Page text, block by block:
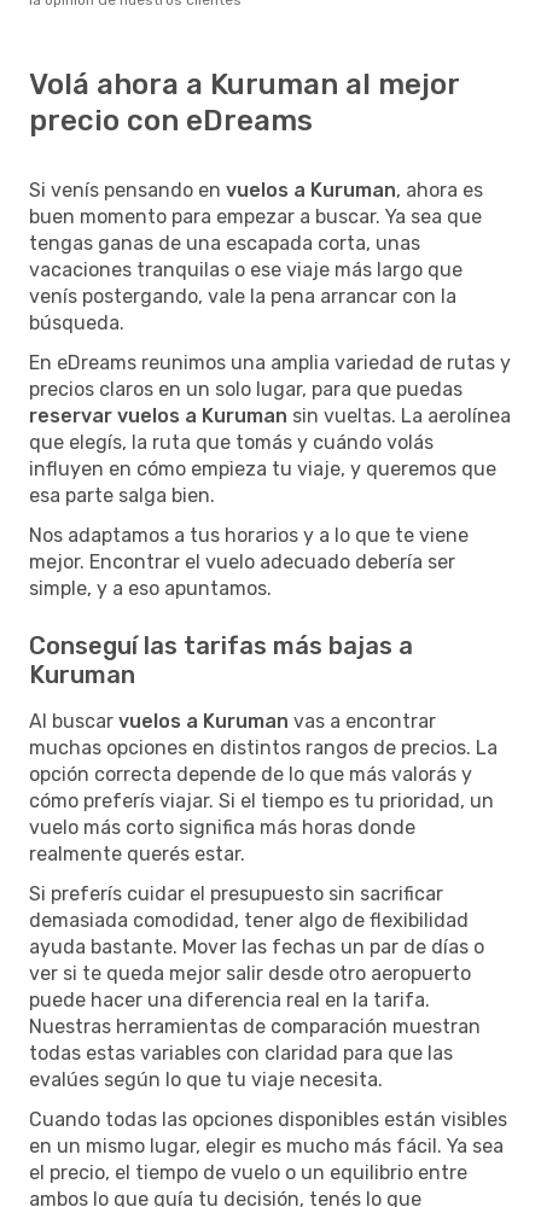
Volá ahora a Kuruman al mejor
precio con eDreams
Si venís pensando en vuelos a Kuruman, ahora es
buen momento para empezar a buscar. Ya sea que
tengas ganas de una escapada corta, unas
vacaciones tranquilas o ese viaje más largo que
venís postergando, vale la pena arrancar con la
búsqueda.
En eDreams reunimos una amplia variedad de rutas y
precios claros en un solo lugar, para que puedas
reservar vuelos a Kuruman sin vueltas. La aerolínea
que elegís, la ruta que tomás y cuándo volás
influyen en cómo empieza tu viaje, y queremos que
esa parte salga bien.
Nos adaptamos a tus horarios y a lo que te viene
mejor. Encontrar el vuelo adecuado debería ser
simple, y a eso apuntamos.
Conseguí las tarifas más bajas a
Kuruman
Al buscar vuelos a Kuruman vas a encontrar
muchas opciones en distintos rangos de precios. La
opción correcta depende de lo que más valorás y
cómo preferís viajar. Si el tiempo es tu prioridad, un
vuelo más corto significa más horas donde
realmente querés estar.
Si preferís cuidar el presupuesto sin sacrificar
demasiada comodidad, tener algo de flexibilidad
ayuda bastante. Mover las fechas un par de días o
ver si te queda mejor salir desde otro aeropuerto
puede hacer una diferencia real en la tarifa.
Nuestras herramientas de comparación muestran
todas estas variables con claridad para que las
evalúes según lo que tu viaje necesita.
Cuando todas las opciones disponibles están visibles
en un mismo lugar, elegir es mucho más fácil. Ya sea
el precio, el tiempo de vuelo o un equilibrio entre
ambos lo que guía tu decisión, tenés lo que